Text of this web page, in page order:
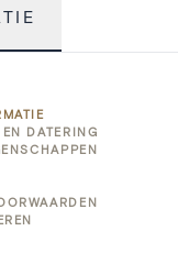
DATERING